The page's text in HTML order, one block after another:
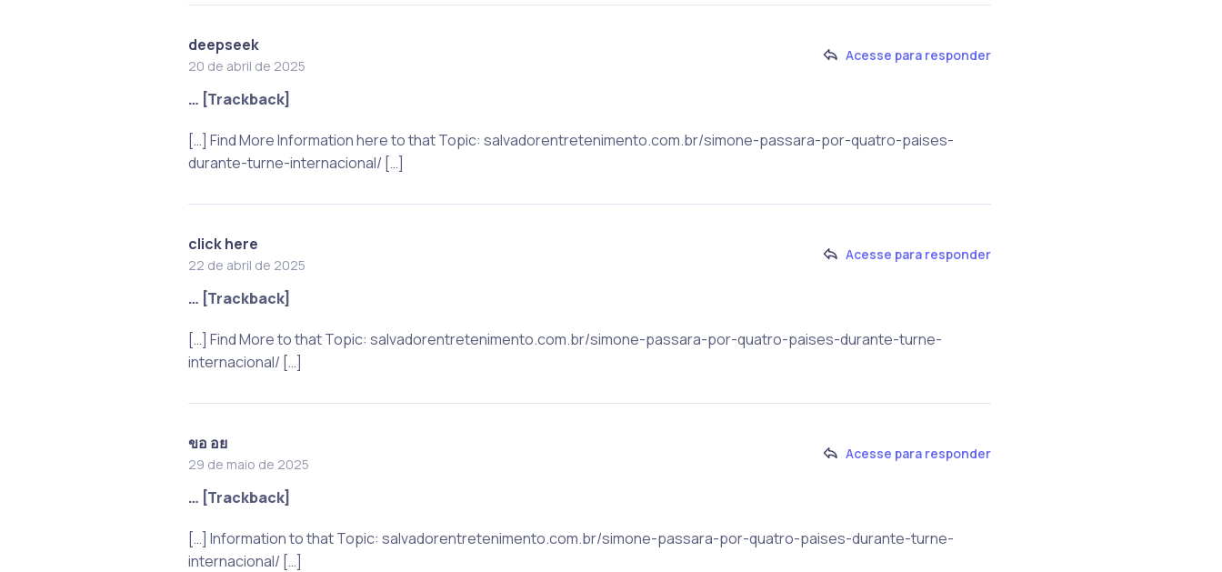
deepseek
20 de abril de 2025
Acesse para responder
… [Trackback]
[…] Find More Information here to that Topic: salvadorentretenimento.com.br/simone-passara-por-quatro-paises-
durante-turne-internacional/ […]
click here
22 de abril de 2025
Acesse para responder
… [Trackback]
[…] Find More to that Topic: salvadorentretenimento.com.br/simone-passara-por-quatro-paises-durante-turne-
internacional/ […]
ขอ อย
29 de maio de 2025
Acesse para responder
… [Trackback]
[…] Information to that Topic: salvadorentretenimento.com.br/simone-passara-por-quatro-paises-durante-turne-
internacional/ […]